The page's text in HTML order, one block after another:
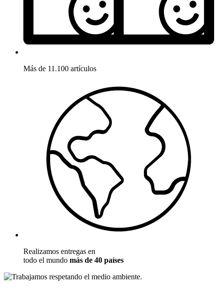
Más de 11.100 artículos
Realizamos entregas en
todo el mundo más de 40 países